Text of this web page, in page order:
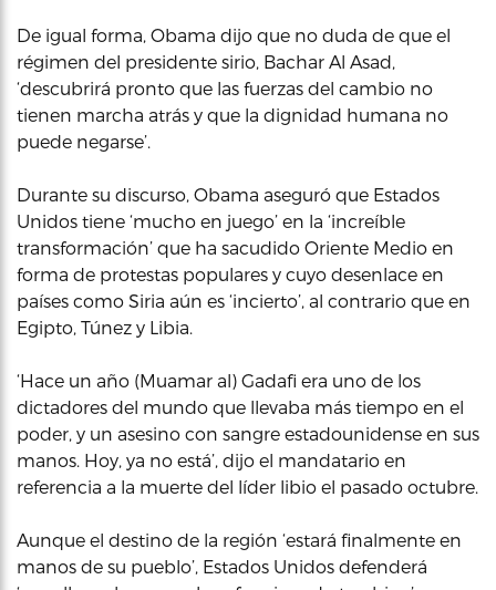
De igual forma, Obama dijo que no duda de que el
régimen del presidente sirio, Bachar Al Asad,
‘descubrirá pronto que las fuerzas del cambio no
tienen marcha atrás y que la dignidad humana no
puede negarse’.
Durante su discurso, Obama aseguró que Estados
Unidos tiene ‘mucho en juego’ en la ‘increíble
transformación’ que ha sacudido Oriente Medio en
forma de protestas populares y cuyo desenlace en
países como Siria aún es ‘incierto’, al contrario que en
Egipto, Túnez y Libia.
‘Hace un año (Muamar al) Gadafi era uno de los
dictadores del mundo que llevaba más tiempo en el
poder, y un asesino con sangre estadounidense en sus
manos. Hoy, ya no está’, dijo el mandatario en
referencia a la muerte del líder libio el pasado octubre.
Aunque el destino de la región ‘estará finalmente en
manos de su pueblo’, Estados Unidos defenderá